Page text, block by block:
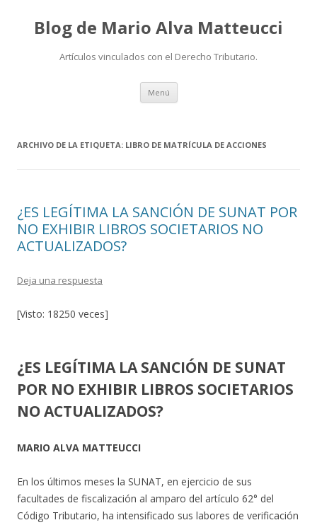
Blog de Mario Alva Matteucci
Artículos vinculados con el Derecho Tributario.
Menú Ir
contenido
ARCHIVO DE LA ETIQUETA: LIBRO DE MATRÍCULA DE ACCIONES
¿ES LEGÍTIMA LA SANCIÓN DE SUNAT POR
NO EXHIBIR LIBROS SOCIETARIOS NO
ACTUALIZADOS?
Deja una respuesta
[Visto: 18250 veces]
¿ES LEGÍTIMA LA SANCIÓN DE SUNAT
POR NO EXHIBIR LIBROS SOCIETARIOS
NO ACTUALIZADOS?
MARIO ALVA MATTEUCCI
En los últimos meses la SUNAT, en ejercicio de sus
facultades de fiscalización al amparo del artículo 62° del
Código Tributario, ha intensificado sus labores de verificación